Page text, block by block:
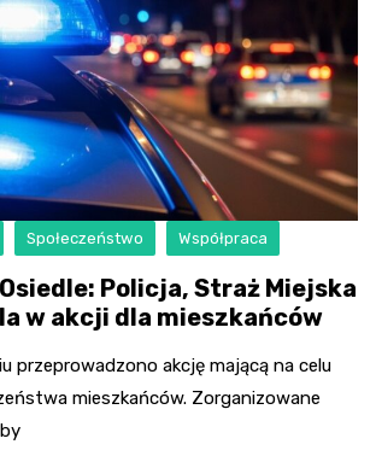
Społeczeństwo Współpraca
Policja, Straż Miejska
w akcji dla mieszkańców
przeprowadzono akcję mającą na celu
mieszkańców. Zorganizowane